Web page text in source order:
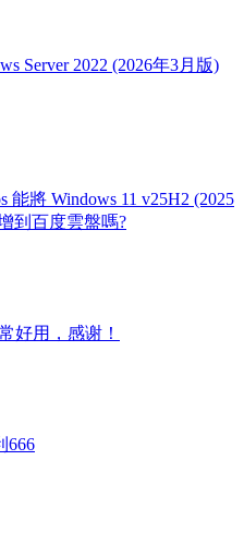
Server 2022 (2026年3月版)
能將 Windows 11 v25H2 (2025
到百度雲盤嗎?
好用，感谢！
666